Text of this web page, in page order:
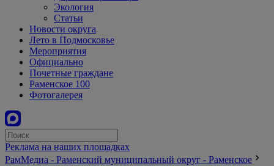
Экология
Статьи
Новости округа
Лето в Подмосковье
Мероприятия
Официально
Почетные граждане
Раменское 100
Фотогалерея
Реклама на наших площадках
РамМедиа - Раменский муниципальный округ - Раменское